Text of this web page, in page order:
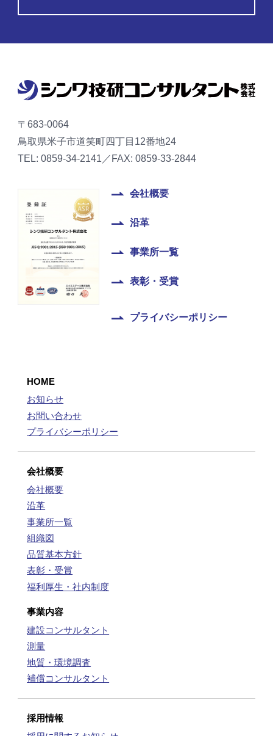
〒683-0064
鳥取県米子市道笑町四丁目12番地24
TEL: 0859-34-2141／FAX: 0859-33-2844
会社概要
沿革
事業所一覧
表彰・受賞
プライバシーポリシー
HOME
お知らせ
お問い合わせ
プライバシーポリシー
会社概要
会社概要
沿革
事業所一覧
組織図
品質基本方針
表彰・受賞
福利厚生・社内制度
事業内容
建設コンサルタント
測量
地質・環境調査
補償コンサルタント
採用情報